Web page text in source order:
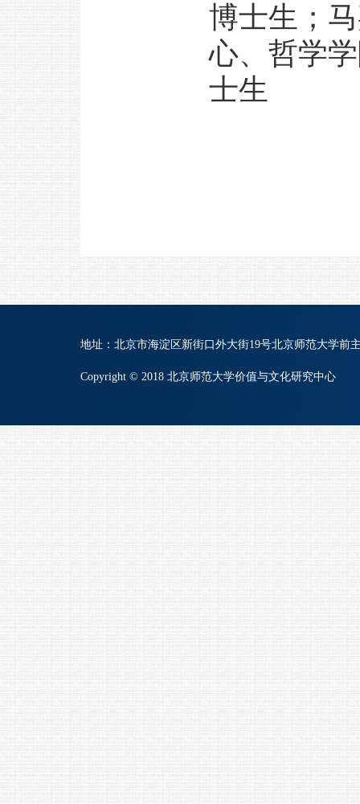
博士生；
心、哲学
士生
地址：北京市海淀区新街口外大街19号北京师范大学前
Copyright © 2018 北京师范大学价值与文化研究中心